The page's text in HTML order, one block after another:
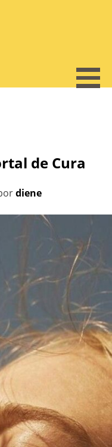
de Cura
diene